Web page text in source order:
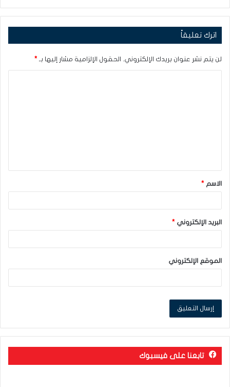
اترك تعليقاً
لن يتم نشر عنوان بريدك الإلكتروني. الحقول الإلزامية مشار إليها بـ *
ق
*الاسم *
البريد الإلكتروني *
الموقع الإلكتروني
تابعنا على فيسبوك